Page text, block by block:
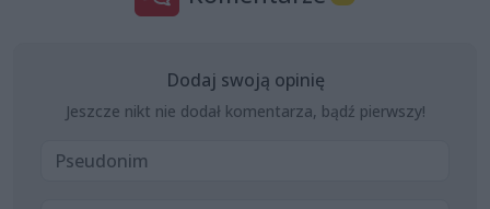
Dodaj swoją opinię
Jeszcze nikt nie dodał komentarza, bądź pierwszy!